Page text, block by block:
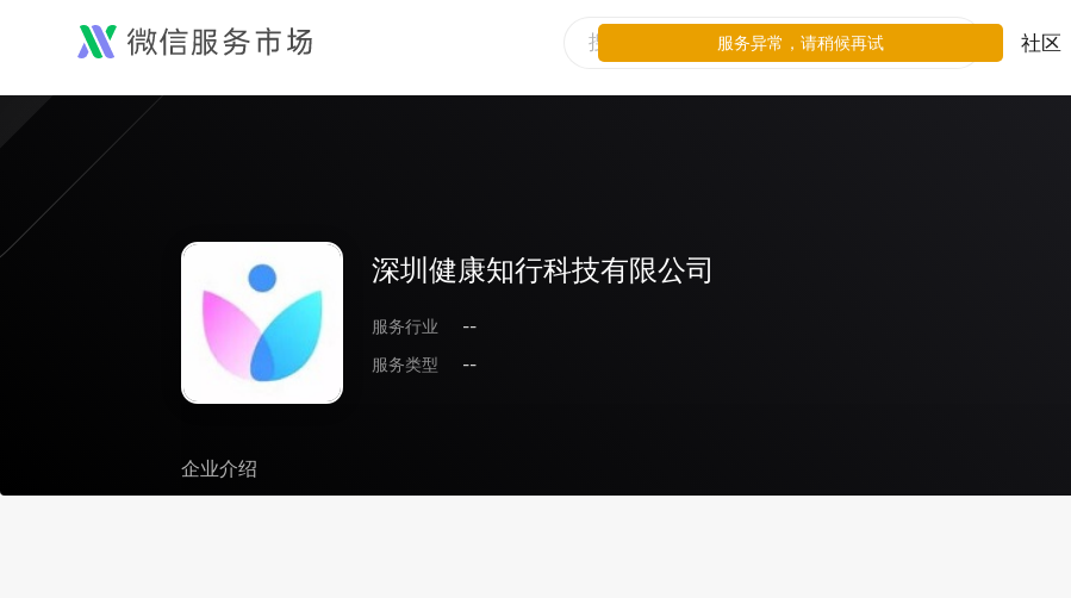
社区
深圳健康知行科技有限公司
服务行业
--
服务类型
--
企业介绍
服务异常，请稍候再试